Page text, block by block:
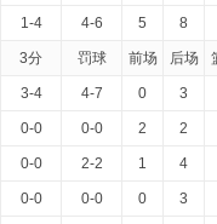
1-4 4-6 5 8
3分 罚球 前场 后场
3-4 4-7 0 3
0-0 0-0 2 2
0-0 2-2 1 4
0-0 0-0 0 3